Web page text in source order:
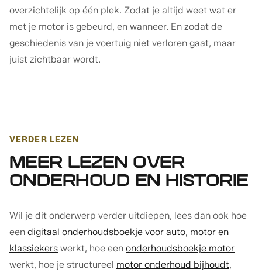
overzichtelijk op één plek. Zodat je altijd weet wat er
met je motor is gebeurd, en wanneer. En zodat de
geschiedenis van je voertuig niet verloren gaat, maar
juist zichtbaar wordt.
VERDER LEZEN
MEER LEZEN OVER
ONDERHOUD EN HISTORIE
Wil je dit onderwerp verder uitdiepen, lees dan ook hoe
een digitaal onderhoudsboekje voor auto, motor en
klassiekers werkt, hoe een onderhoudsboekje motor
werkt, hoe je structureel motor onderhoud bijhoudt,